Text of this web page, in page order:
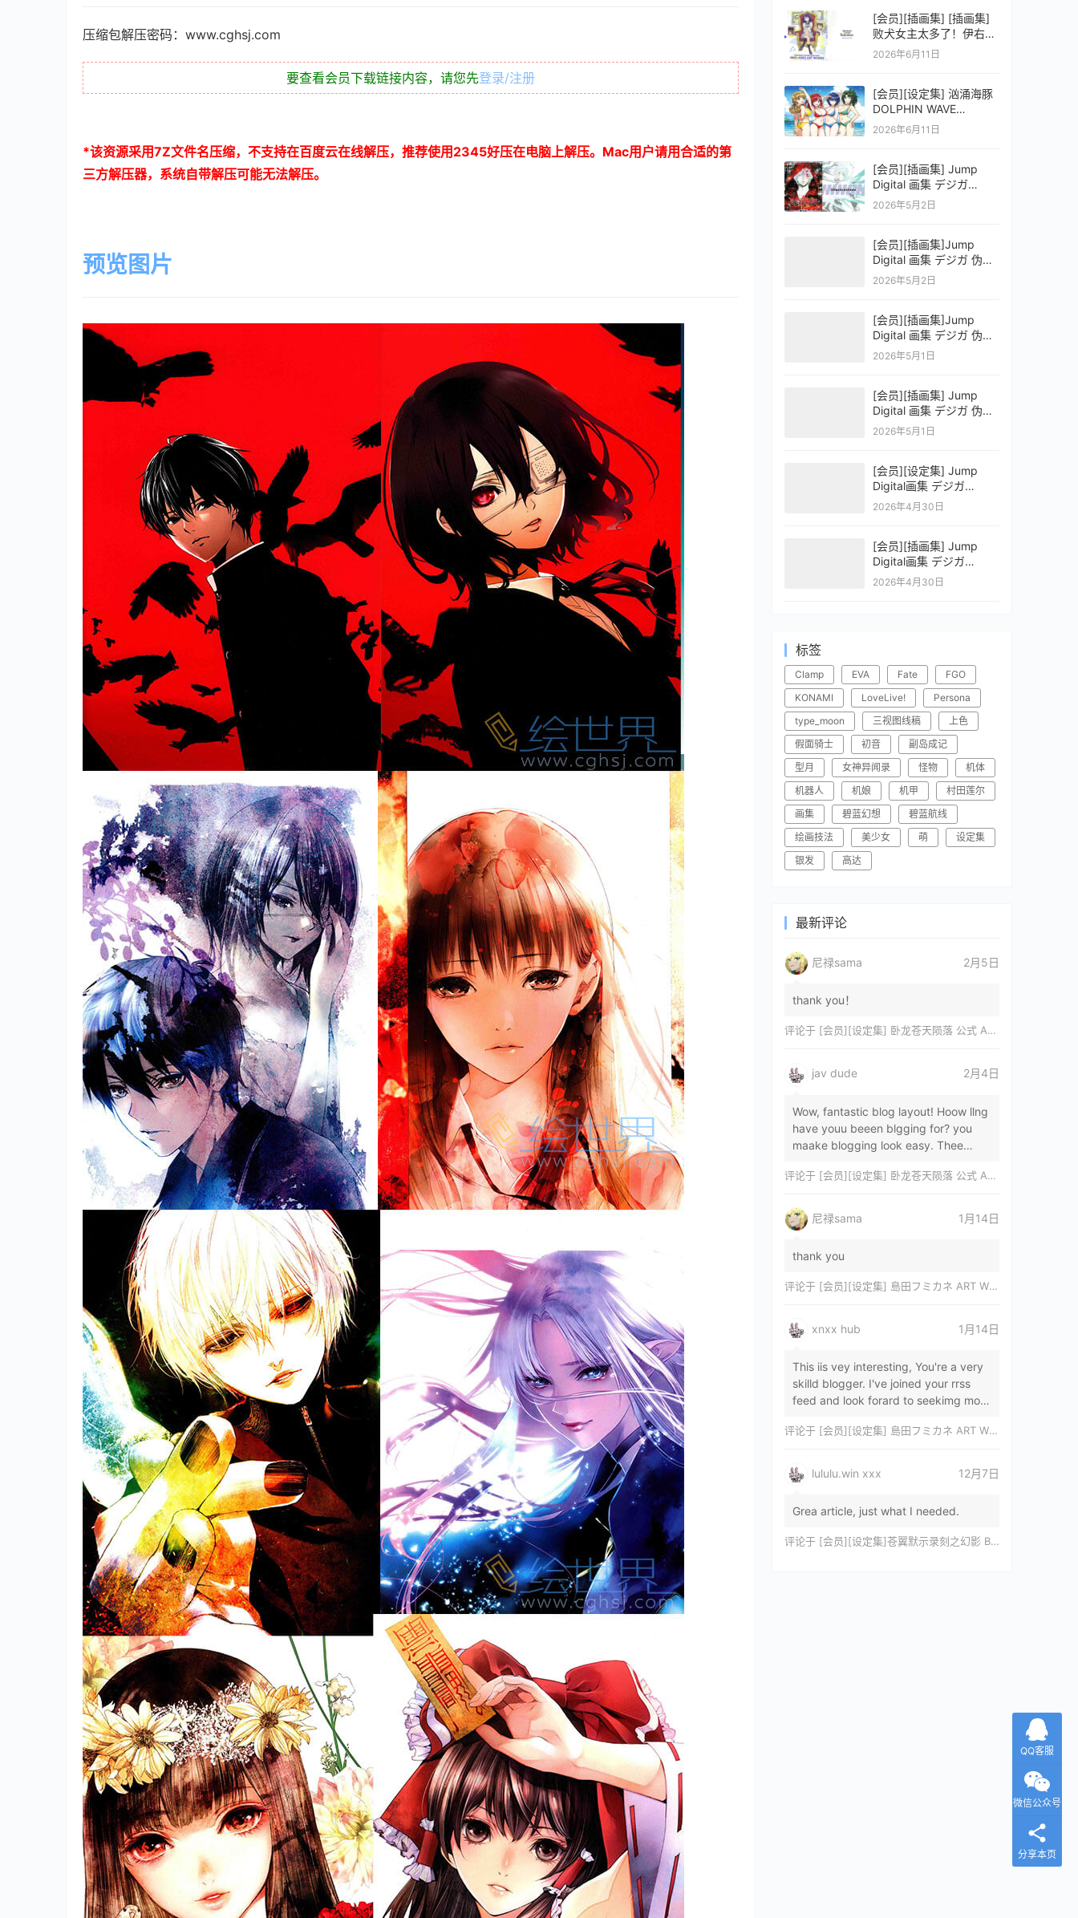
压缩包解压密码：www.cghsj.com
要查看会员下载链接内容，请您先登录/注册
*该资源采用7Z文件名压缩，不支持在百度云在线解压，推荐使用 2345好压在电脑上解压。 Mac用户请用合适的第
三方解压器，系统自带解压可能无法解压。
预览图片
[会员][插画集] [插画集]
败犬女主太多了！伊右群
ARTWORKS
2026年6月11日
[会员][设定集] 汹涌海豚
DOLPHIN WAVE
OFFICIAL VISUAL
2026年6月11日
[会员][插画集] Jump
Digital 画集 デジガ
D.Gray-man
2026年5月2日
[会员][插画集]Jump
Digital 画集 デジガ 伪恋
ニセコイ 3
2026年5月2日
[会员][插画集]Jump
Digital 画集 デジガ 伪恋
ニセコイ 2
2026年5月1日
[会员][插画集] Jump
Digital 画集 デジガ 伪恋
ニセコイ 1
2026年5月1日
[会员][设定集] Jump
Digital画集 デジガ
CLAYMORE 2
2026年4月30日
[会员][插画集] Jump
Digital画集 デジガ
CLAYMORE 1
2026年4月30日
标签
Clamp EVA Fate
FGO
KONAMI
LoveLive!
Persona
type_moon
三视图线稿
上色
假面骑士
初音
副岛成记
型月
女神异闻录 怪物
机体
机器人
机娘 机甲
村田莲尔
画集
碧蓝幻想
碧蓝航线
绘画技法
美少女 萌
设定集
银发
高达
最新评论
尼禄sama 2月5日
thank you！
评论于 [会员][设定集] 卧龙苍天陨落 公式 ARTWORKS[DL]
jav dude 2月4日
Wow, fantastic blog layout! Hoow llng
have youu beeen blgging for? you
maake blogging look easy. Thee
magnificent, let…
评论于 [会员][设定集] 卧龙苍天陨落 公式 ARTWORKS[DL]
尼禄sama 1月14日
thank you
评论于 [会员][设定集] 島田フミカネ ART WORKS EXTRA Luminous Witches[DL]
xnxx hub 1月14日
This iis vey interesting, You're a very
skilld blogger. I've joined your rrss
feed and look forard to seekimg mor
评论于 [会员][设定集] 島田フミカネ ART WORKS EXTRA Luminous Witches[DL]
lululu.win xxx 12月7日
Grea article, just what I needed.
评论于 [会员][设定集]苍翼默示录刻之幻影 BLAZBLUE CHRONOPHANTASMA 公式設定資料集II
QQ客服
微信公众号
分享本页